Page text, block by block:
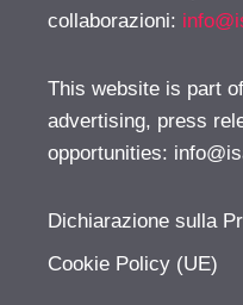
collaborazioni:
This website is part
advertising, press
opportunities:
Dichiarazione sulla
Cookie Policy (UE)